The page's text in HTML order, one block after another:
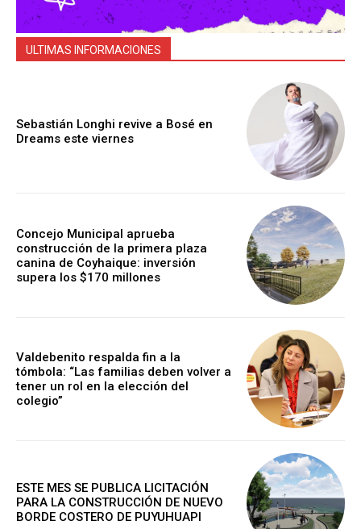
ULTIMAS INFORMACIONES
Sebastián Longhi revive a Bosé en
Dreams este viernes
Concejo Municipal aprueba
construcción de la primera plaza
canina de Coyhaique: inversión
supera los $170 millones
Valdebenito respalda fin a la
tómbola: “Las familias deben volver a
tener un rol en la elección del
colegio”
ESTE MES SE PUBLICA LICITACIÓN
PARA LA CONSTRUCCIÓN DE NUEVO
BORDE COSTERO DE PUYUHUAPI